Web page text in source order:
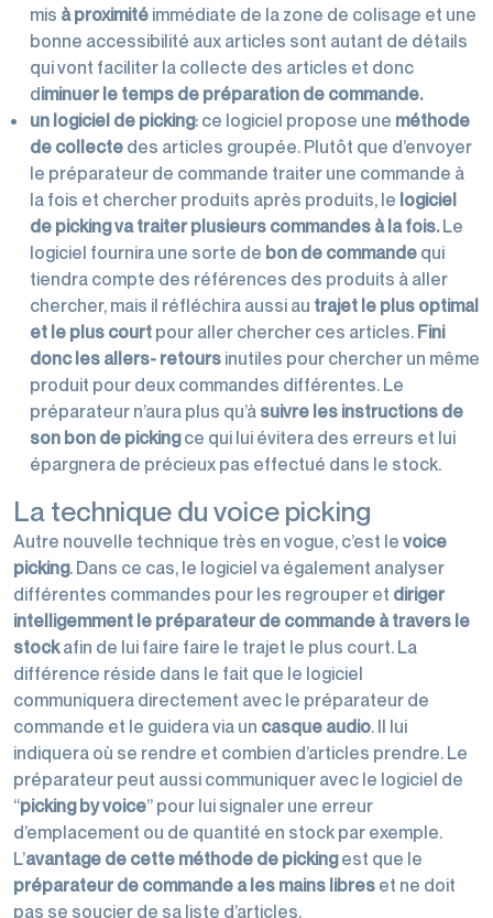
mis à proximité immédiate de la zone de colisage et une
bonne accessibilité aux articles sont autant de détails
qui vont faciliter la collecte des articles et donc
diminuer le temps de préparation de commande.
un logiciel de picking: ce logiciel propose une méthode
de collecte des articles groupée. Plutôt que d’envoyer
le préparateur de commande traiter une commande à
la fois et chercher produits après produits, le logiciel
de picking va traiter plusieurs commandes à la fois.Le
logiciel fournira une sorte de bon de commande qui
tiendra compte des références des produits à aller
chercher, mais il réfléchira aussi au trajet le plus optimal
et le plus court pour aller chercher ces articles. Fini
donc les allers- retours inutiles pour chercher un même
produit pour deux commandes différentes. Le
préparateur n’aura plus qu’à suivre les instructions de
son bon de pickingce qui lui évitera des erreurs et lui
épargnera de précieux pas effectué dans le stock.
La technique du voice picking
Autre nouvelle technique très en vogue, c’est le voice
picking. Dans ce cas, le logiciel va également analyser
différentes commandes pour les regrouper et diriger
intelligemment le préparateur de commande à travers le
stockafin de lui faire faire le trajet le plus court. La
différence réside dans le fait que le logiciel
communiquera directement avec le préparateur de
commande et le guidera via un casque audio. Il lui
indiquera où se rendre et combien d’articles prendre. Le
préparateur peut aussi communiquer avec le logiciel de
“picking by voice” pour lui signaler une erreur
d’emplacement ou de quantité en stock par exemple.
L’avantage de cette méthode de pickingest que le
préparateur de commande a les mains libres et ne doit
pas se soucier de sa liste d’articles.